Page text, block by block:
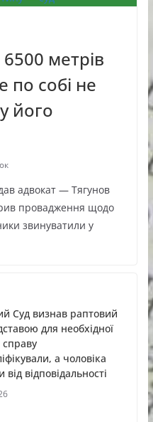
метрів
по собі не
його
адвокат — Тягунов
провадження щодо
звинуватили у
Суд визнав раптовий
для необхідної
а чоловіка
від відповідальності